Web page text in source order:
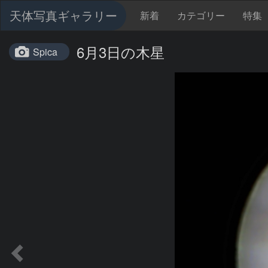
天体写真ギャラリー 新着 カテゴリー 特集
Spica 6月3日の木星